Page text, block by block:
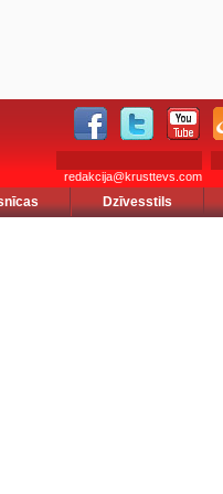
redakcija@krusttevs.com
Dzīvesstils